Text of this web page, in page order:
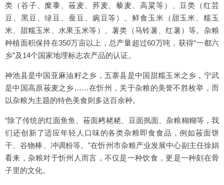
类（谷子、糜黍、莜麦、荞麦、藜麦、高粱等）、豆类（红芸
豆、黑豆、绿豆、蚕豆、豌豆等）、鲜食玉米（甜玉米、糯玉
米、甜糯玉米、水果玉米等）、薯类（马铃薯、红薯）等。杂粮
种植面积保持在350万亩以上，总产量超过60万吨，获得“一都六
乡”及14个国家地理标志农产品的认证。
神池县是中国亚麻油籽之乡，五寨县是中国甜糯玉米之乡，宁武
是中国高原莜麦之乡……在忻州，关于杂粮的美誉不胜枚举，而
以杂粮为主题的特色美食则多达百余种。
“除了传统的红面鱼鱼、莜面栲栳栳、豆面抿面、杂粮糊糊等，我
们还创新了适应年轻人口味的各类杂粮即食食品，例如莜面饼
干、谷物棒、冲调粉等。”在忻州市杂粮产业发展中心副主任徐娟
看来，杂粮对于忻州人而言，不仅是一种饮食，更是一种刻在骨
子里的文化。